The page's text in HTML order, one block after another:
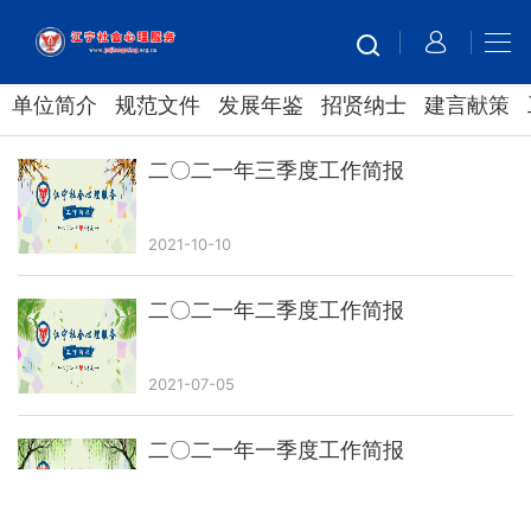
单位简介 规范文件 发展年鉴 招贤纳士 建言献策
二〇二一年三季度工作简报
2021-10-10
二〇二一年二季度工作简报
2021-07-05
二〇二一年一季度工作简报